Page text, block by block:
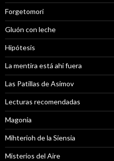
Forgetomori
Gluón con leche
Hipótesis
La mentira está ahi fuera
Las Patillas de Asimov
Lecturas recomendadas
Magonia
Mihterioh de la Siensia
Misterios del Aire